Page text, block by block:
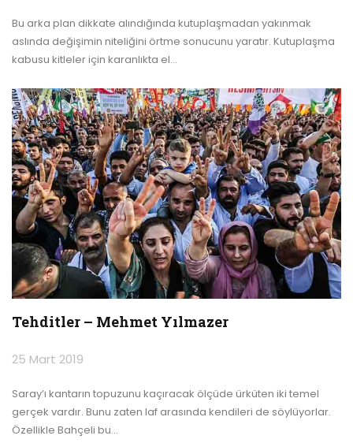
Bu arka plan dikkate alındığında kutuplaşmadan yakınmak
aslında değişimin niteliğini örtme sonucunu yaratır. Kutuplaşma
kabusu kitleler için karanlıkta el…
Tehditler – Mehmet Yılmazer
25 Mart 2019
Saray’ı kantarın topuzunu kaçıracak ölçüde ürküten iki temel
gerçek vardır. Bunu zaten laf arasında kendileri de söylüyorlar.
Özellikle Bahçeli bu…